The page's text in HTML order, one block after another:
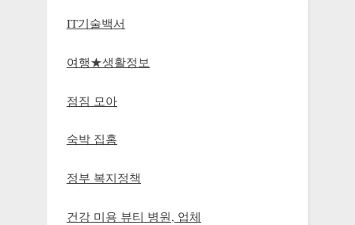
IT기술백서
여행★생활정보
점짐 모아
숙박 집홈
정부 복지정책
건강 미용 뷰티 병원, 업체